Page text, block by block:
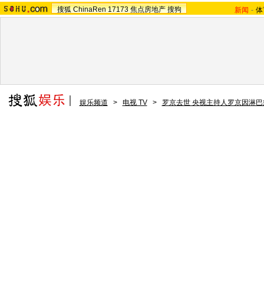
搜狐 ChinaRen 17173 焦点房地产 搜狗 新闻 -
娱乐频道 > 电视 TV > 罗京去世 央视主持人罗京因淋